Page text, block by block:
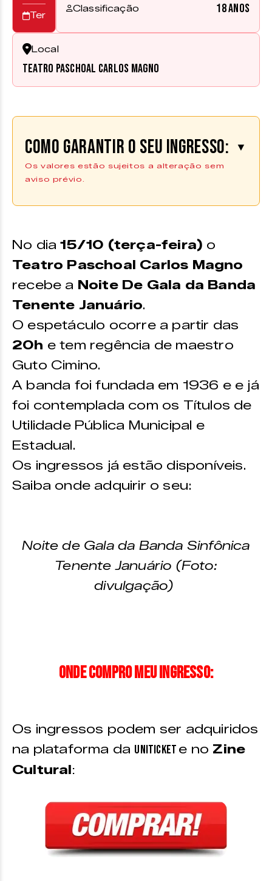
Ter
Classificação 18 anos
Local
Teatro Paschoal Carlos Magno
Como garantir o seu ingresso: ▼
Os valores estão sujeitos a alteração sem
aviso prévio.
venda físico do Zine Cultural
No dia15/10 (terça-feira) o
Teatro Paschoal Carlos Magno
recebe a Noite De Gala da Banda
Tenente Januário.
O espetáculo ocorre a partir das
20h e tem regência de maestro
Guto Cimino.
A banda foi fundada em 1936 e e já
foi contemplada com os Títulos de
Utilidade Pública Municipal e
Estadual.
Os ingressos já estão disponíveis.
Saiba onde adquirir o seu:
Noite de Gala da Banda Sinfônica
Tenente Januário (Foto:
divulgação)
Onde compro meu ingresso:
Os ingressos podem ser adquiridos
na plataforma da Uniticket e no Zine
Cultural: